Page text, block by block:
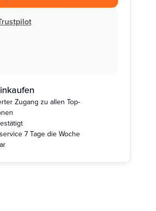
Zugang zu allen Top-
7 Tage die Woche